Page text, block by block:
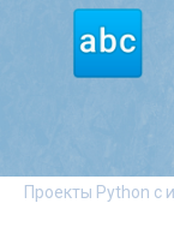
Проекты Python с